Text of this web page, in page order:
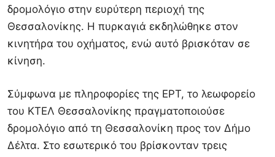
δρομολόγιο στην ευρύτερη περιοχή της
Θεσσαλονίκης. Η πυρκαγιά εκδηλώθηκε στον
κινητήρα του οχήματος, ενώ αυτό βρισκόταν σε
κίνηση.
Σύμφωνα με πληροφορίες της ΕΡΤ, το λεωφορείο
του ΚΤΕΛ Θεσσαλονίκης πραγματοποιούσε
δρομολόγιο από τη Θεσσαλονίκη προς τον Δήμο
Δέλτα. Στο εσωτερικό του βρίσκονταν τρεις